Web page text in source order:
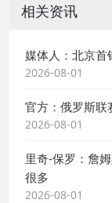
相关资讯
媒体人：北京首
2026-08-01
官方：俄罗斯联
2026-08-01
里奇-保罗：詹
很多
2026-08-01